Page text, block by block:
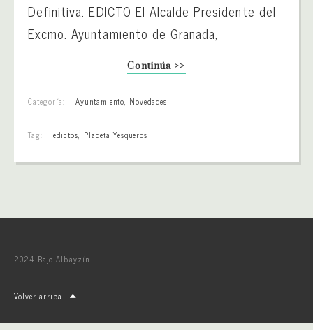
Definitiva. EDICTO El Alcalde Presidente del
Excmo. Ayuntamiento de Granada,
Continúa >>
Categoría: Ayuntamiento, Novedades
Tag: edictos, Placeta Yesqueros
2024 Bajo Albayzín
Volver arriba